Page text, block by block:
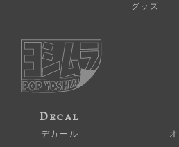
グッズ
Decal
デカール